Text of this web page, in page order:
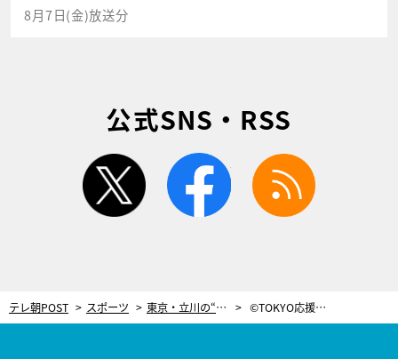
8月7日(金)放送分
公式SNS・RSS
twitter facebook
テレ朝POST スポーツ 東京・立川の“海のないビーチ”に、世界が注目。五輪の事前キャンプ地にも決定 ©TOKYO応援宣言